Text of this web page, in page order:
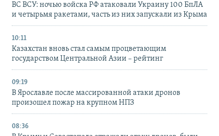
ВС ВСУ: ночью войска РФ атаковали Украину 100 БпЛА
и четырьмя ракетами, часть из них запускали из Крыма
10:11
Казахстан вновь стал самым процветающим
государством Центральной Азии – рейтинг
09:19
В Ярославле после массированной атаки дронов
произошел пожар на крупном НПЗ
08:36